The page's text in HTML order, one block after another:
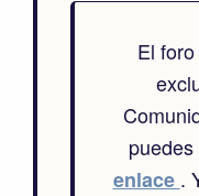
El
enlace .